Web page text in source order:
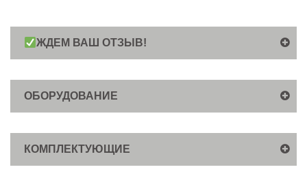
ЖДЕМ ВАШ ОТЗЫВ!
ОБОРУДОВАНИЕ
КОМПЛЕКТУЮЩИЕ